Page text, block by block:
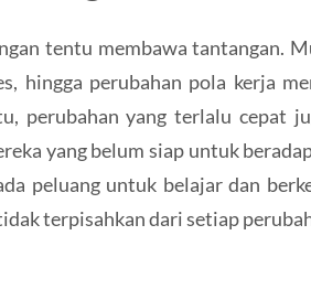
tentu membawa tantangan.
hingga perubahan pola kerja
perubahan yang terlalu cepat
yang belum siap untuk
peluang untuk belajar dan
terpisahkan dari setiap